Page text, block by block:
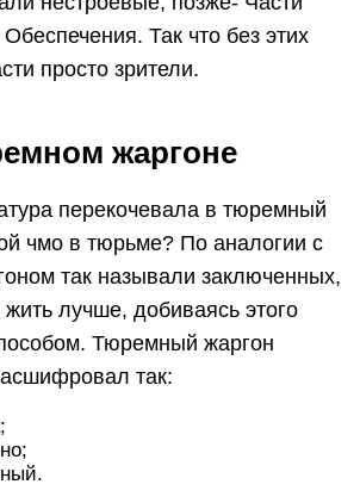
Так что без этих
просто зрители.
жаргоне
перекочевала в тюремный
чмо в тюрьме? По аналогии с
так называли заключенных,
жить лучше, добиваясь этого
Тюремный жаргон
так: